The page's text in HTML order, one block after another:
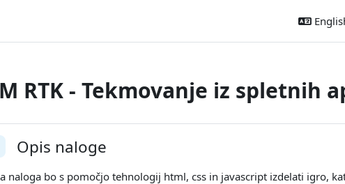
RTK - Tekmovanje iz spletnih
outline
Opis naloge
naloga bo s pomočjo tehnologij html, css in javascript izdelati igro,